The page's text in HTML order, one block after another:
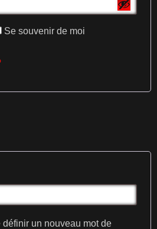
Se souvenir de moi
un nouveau mot de